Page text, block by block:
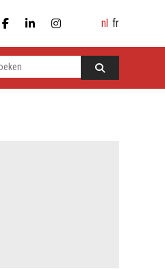
nl fr